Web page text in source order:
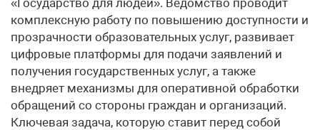
комплексную работу по повышению доступности и
прозрачности образовательных услуг, развивает
цифровые платформы для подачи заявлений и
получения государственных услуг, а также
внедряет механизмы для оперативной обработки
обращений со стороны граждан и организаций.
Ключевая задача, которую ставит перед собой